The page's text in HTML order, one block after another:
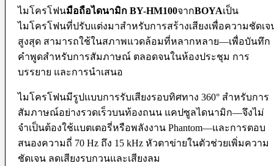
Pole & Boompole
Connector Cable
Control Cable
Dollies
Drone Accessories
Gimbals & Accessories
Headphone
Matte Boxes & Accessories
MIC Cable
Mic & Audio Adapter
Microphone
Parallax
Rigs
ไมโครโฟนมือถือไดนามิก BY-HM100จากBOYAเป็น
ไมโครโฟนที่ปรับแต่งมาสำหรับการสร้างเสียงเพื่อความชัดเจ
สูงสุด สามารถใช้ในสภาพแวดล้อมที่หลากหลาย—เพื่อบันทึก
คำพูดสำหรับการสัมภาษณ์ ตลอดจนในห้องประชุม การ
บรรยาย และการนำเสนอ
ไมโครโฟนมีรูปแบบการรับเสียงรอบทิศทาง 360° สำหรับการ
สัมภาษณ์อย่างรวดเร็วบนท้องถนน แคปซูลไดนามิก—จึงไม่
จำเป็นต้องใช้แบตเตอรี่หรือพลังงาน Phantom—และการตอบ
สนองความถี่ 70 Hz ถึง 15 kHz หัวตาข่ายในตัวช่วยเพิ่มความ
ชัดเจน ลดเสียงรบกวนและเสียงลม